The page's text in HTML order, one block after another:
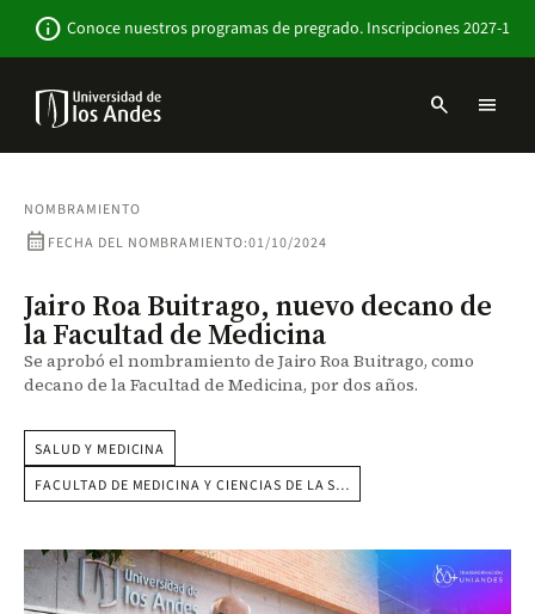
contenido
info Conoce nuestros programas de pregrado. Inscripciones 2027-1
Navbar
search menu
NOMBRAMIENTO
calendar_month FECHA DEL NOMBRAMIENTO:01/10/2024
Jairo Roa Buitrago, nuevo decano de
la Facultad de Medicina
Se aprobó el nombramiento de Jairo Roa Buitrago, como
decano de la Facultad de Medicina, por dos años.
SALUD Y MEDICINA
FACULTAD DE MEDICINA Y CIENCIAS DE LA S…